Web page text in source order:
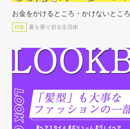
お金をかけるところ・かけないところ
特集 夏を乗り切る生活術